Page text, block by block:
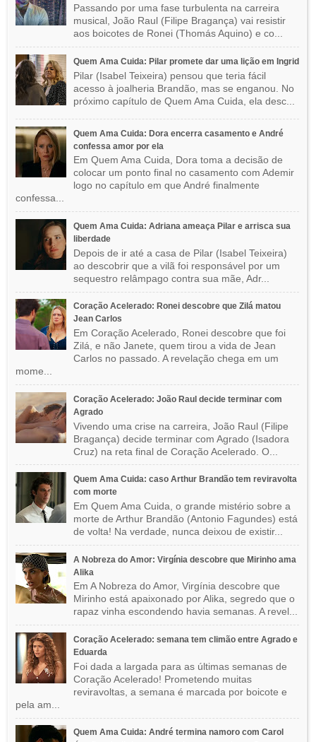
Passando por uma fase turbulenta na carreira
musical, João Raul (Filipe Bragança) vai resistir
aos boicotes de Ronei (Thomás Aquino) e co...
Quem Ama Cuida: Pilar promete dar uma lição em Ingrid
Pilar (Isabel Teixeira) pensou que teria fácil
acesso à joalheria Brandão, mas se enganou. No
próximo capítulo de Quem Ama Cuida, ela desc...
Quem Ama Cuida: Dora encerra casamento e André
confessa amor por ela
Em Quem Ama Cuida, Dora toma a decisão de
colocar um ponto final no casamento com Ademir
logo no capítulo em que André finalmente
confessa...
Quem Ama Cuida: Adriana ameaça Pilar e arrisca sua
liberdade
Depois de ir até a casa de Pilar (Isabel Teixeira)
ao descobrir que a vilã foi responsável por um
sequestro relâmpago contra sua mãe, Adr...
Coração Acelerado: Ronei descobre que Zilá matou
Jean Carlos
Em Coração Acelerado, Ronei descobre que foi
Zilá, e não Janete, quem tirou a vida de Jean
Carlos no passado. A revelação chega em um
mome...
Coração Acelerado: João Raul decide terminar com
Agrado
Vivendo uma crise na carreira, João Raul (Filipe
Bragança) decide terminar com Agrado (Isadora
Cruz) na reta final de Coração Acelerado. O...
Quem Ama Cuida: caso Arthur Brandão tem reviravolta
com morte
Em Quem Ama Cuida, o grande mistério sobre a
morte de Arthur Brandão (Antonio Fagundes) está
de volta! Na verdade, nunca deixou de existir...
A Nobreza do Amor: Virgínia descobre que Mirinho ama
Alika
Em A Nobreza do Amor, Virgínia descobre que
Mirinho está apaixonado por Alika, segredo que o
rapaz vinha escondendo havia semanas. A revel...
Coração Acelerado: semana tem climão entre Agrado e
Eduarda
Foi dada a largada para as últimas semanas de
Coração Acelerado! Prometendo muitas
reviravoltas, a semana é marcada por boicote e
pela am...
Quem Ama Cuida: André termina namoro com Carol